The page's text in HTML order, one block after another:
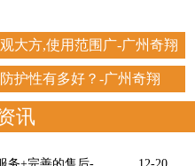
大方,使用范围广-广州奇翔
护性有多好？-广州奇翔
讯